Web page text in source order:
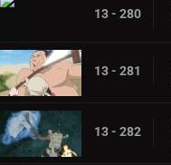
13 - 280
13 - 281
13 - 282